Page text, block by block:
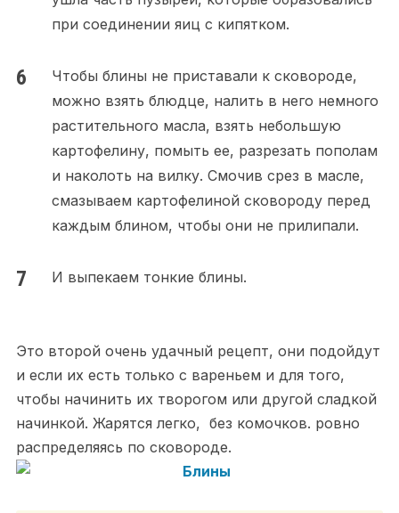
при соединении яиц с кипятком.
Чтобы блины не приставали к сковороде,
можно взять блюдце, налить в него немного
растительного масла, взять небольшую
картофелину, помыть ее, разрезать пополам
и наколоть на вилку. Смочив срез в масле,
смазываем картофелиной сковороду перед
каждым блином, чтобы они не прилипали.
И выпекаем тонкие блины.
Это второй очень удачный рецепт, они подойдут
и если их есть только с вареньем и для того,
чтобы начинить их творогом или другой сладкой
начинкой. Жарятся легко, без комочков. ровно
распределяясь по сковороде.